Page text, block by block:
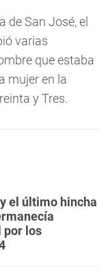
de San José, el
varias
que estaba
mujer en la
y Tres.
el último hincha
por los